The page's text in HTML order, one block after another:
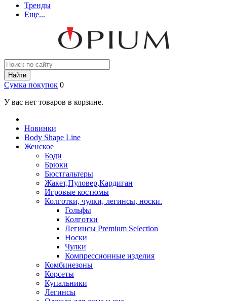
Тренды
Еще...
Найти
Сумка покупок 0
У вас нет товаров в корзине.
Новинки
Body Shape Line
Женское
Боди
Брюки
Бюстгальтеры
Жакет,Пуловер,Кардиган
Игровые костюмы
Колготки, чулки, легинсы, носки.
Гольфы
Колготки
Легинсы Premium Selection
Носки
Чулки
Компрессионные изделия
Комбинезоны
Корсеты
Купальники
Легинсы